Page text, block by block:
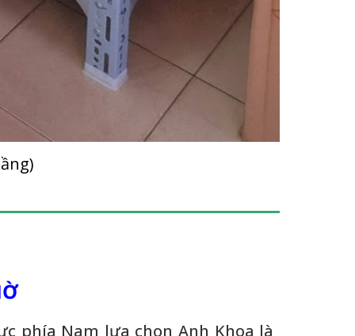
phía Nam lựa chọn Anh Khoa là